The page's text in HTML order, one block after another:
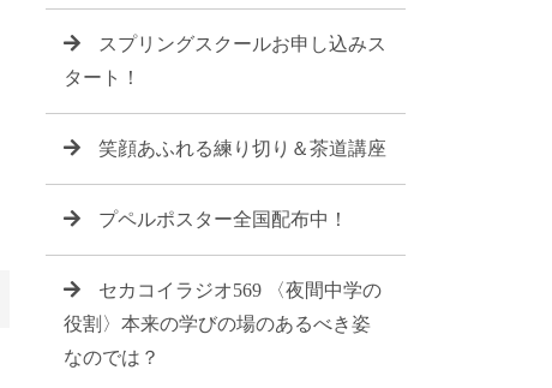
スプリングスクールお申し込みス
タート！
笑顔あふれる練り切り＆茶道講座
プペルポスター全国配布中！
セカコイラジオ569 〈夜間中学の
役割〉本来の学びの場のあるべき姿
なのでは？